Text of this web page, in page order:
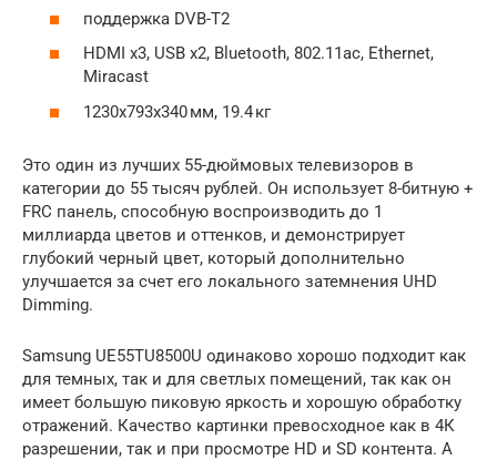
поддержка DVB-T2
HDMI x3, USB x2, Bluetooth, 802.11ac, Ethernet,
Miracast
1230x793x340 мм, 19.4 кг
Это один из лучших 55-дюймовых телевизоров в
категории до 55 тысяч рублей. Он использует 8-битную +
FRC панель, способную воспроизводить до 1
миллиарда цветов и оттенков, и демонстрирует
глубокий черный цвет, который дополнительно
улучшается за счет его локального затемнения UHD
Dimming.
Samsung UE55TU8500U одинаково хорошо подходит как
для темных, так и для светлых помещений, так как он
имеет большую пиковую яркость и хорошую обработку
отражений. Качество картинки превосходное как в 4К
разрешении, так и при просмотре HD и SD контента. А